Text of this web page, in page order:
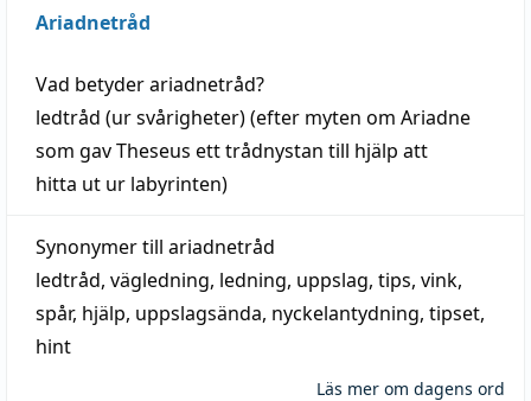
Ariadnetråd
Vad betyderariadnetråd?
ledtråd (ur svårigheter) (efter myten om Ariadne
som gav Theseus ett trådnystan till hjälp att
hitta ut ur labyrinten)
Synonymer till ariadnetråd
ledtråd, vägledning, ledning, uppslag, tips, vink,
spår, hjälp, uppslagsända, nyckelantydning, tipset,
hint
Läs mer om dagens ord